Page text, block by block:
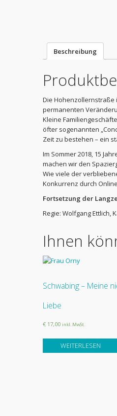
Beschreibung
Die Hohenzollernstraße
permanenten
Kleine
öfter sogenannten
Zeit zu bestehen – ein
Im Sommer 2018, 15
machen wir den
Wie viele der
Konkurrenz durch
Fortsetzung der
Regie: Wolfgang Ettlich,
Ihnen
Schwabing – Meine
Liebe
€ 17,00 inkl. MwSt.
WEITERLESEN